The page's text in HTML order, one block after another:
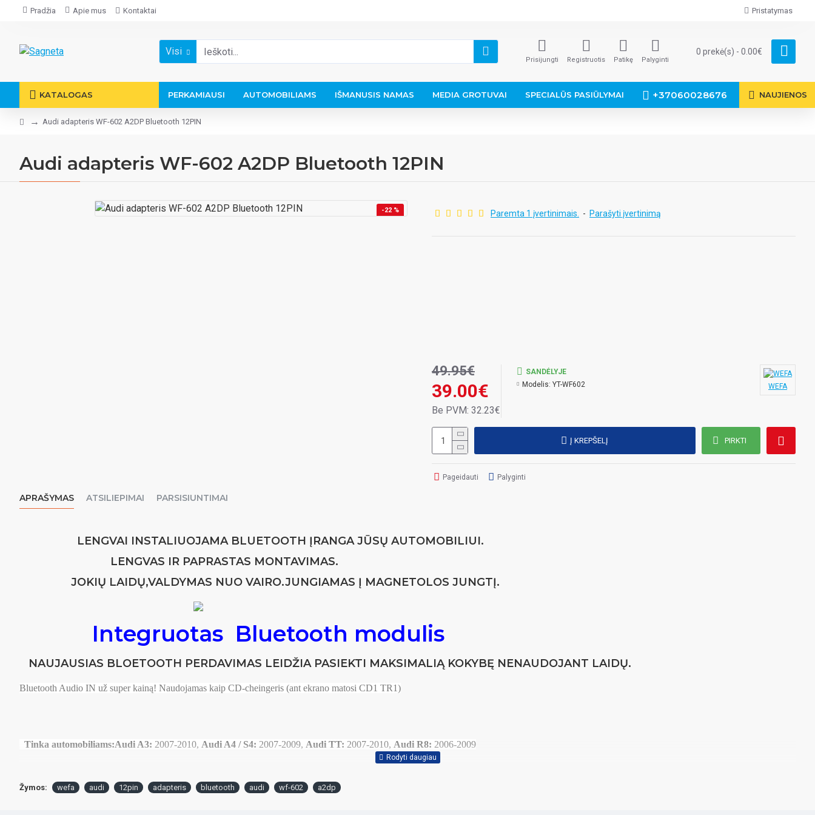
Pradžia Apie mus Kontaktai Pristatymas
Visi
Prisijungti Registruotis Patikę Palyginti
0 prekė(s) - 0.00€
KATALOGAS PERKAMIAUSI AUTOMOBILIAMS IŠMANUSIS NAMAS MEDIA GROTUVAI SPECIALŪS PASIŪLYMAI +37060028676 NAUJIENOS
Audi adapteris WF-602 A2DP Bluetooth 12PIN
Audi adapteris WF-602 A2DP Bluetooth 12PIN
-22 % Paremta 1 įvertinimais. - Parašyti įvertinimą
39.00€
49.95€
Be PVM: 32.23€
SANDĖLYJE
Modelis: YT-WF602 WEFA
Į KREPŠELĮ PIRKTI
Pageidauti Palyginti
APRAŠYMAS ATSILIEPIMAI PARSISIUNTIMAI
LENGVAI INSTALIUOJAMA BLUETOOTH ĮRANGA JŪSŲ AUTOMOBILIUI.
LENGVAS IR PAPRASTAS MONTAVIMAS.
JOKIŲ LAIDŲ,VALDYMAS NUO VAIRO.JUNGIAMAS Į MAGNETOLOS JUNGTĮ.
Integruotas Bluetooth modulis
NAUJAUSIAS BLOETOOTH PERDAVIMAS LEIDŽIA PASIEKTI MAKSIMALIĄ KOKYBĘ NENAUDOJANT LAIDŲ.
Bluetooth Audio IN už super kainą! Naudojamas kaip CD-cheingeris (ant ekrano matosi CD1 TR1)
Tinka automobiliams:Audi A3: 2007-2010, Audi A4 / S4: 2007-2009, Audi TT: 2007-2010, Audi R8: 2006-2009
Suderinamas su grotuvais:
Žymos: wefa audi 12pin adapteris bluetooth audi wf-602 a2dp